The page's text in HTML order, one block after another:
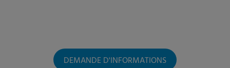
DEMANDE D'INFORMATIONS